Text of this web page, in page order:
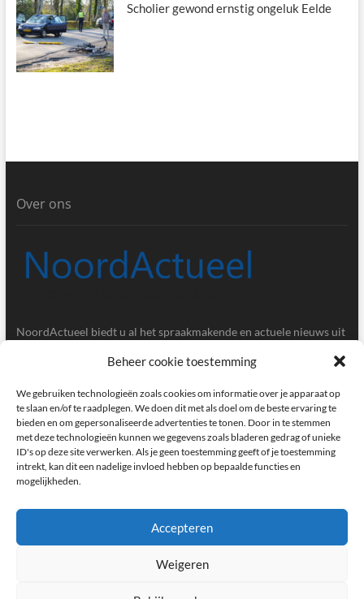
Beheer cookie toestemming
We gebruiken technologieën zoals cookies om informatie over je apparaat op
te slaan en/of te raadplegen. We doen dit met als doel om de beste ervaring te
bieden en om gepersonaliseerde advertenties te tonen. Door in te stemmen
met deze technologieën kunnen we gegevens zoals bladeren gedrag of unieke
ID's op deze site verwerken. Als je geen toestemming geeft of je toestemming
intrekt, kan dit een nadelige invloed hebben op bepaalde functies en
mogelijkheden.
Accepteren
Weigeren
Scholier gewond ernstig ongeluk Eelde
Over ons
NoordActueel biedt u al het spraakmakende en actuele nieuws uit
Gegevens
Postbus 5020, 9700GA, Groningen
redactie@noordactueel.nl
| WordPress | © Copyright All right reserved